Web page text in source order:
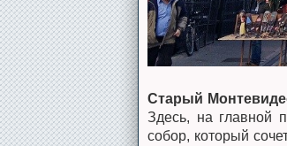
Старый
Здесь, на главной
собор, который